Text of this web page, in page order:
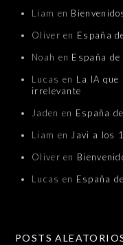
Liam en
Oliver en España
Noah en España
Lucas en La IA
irrelevante
Jaden en España
Liam en Javi a los
Oliver en
Lucas en España
POSTS